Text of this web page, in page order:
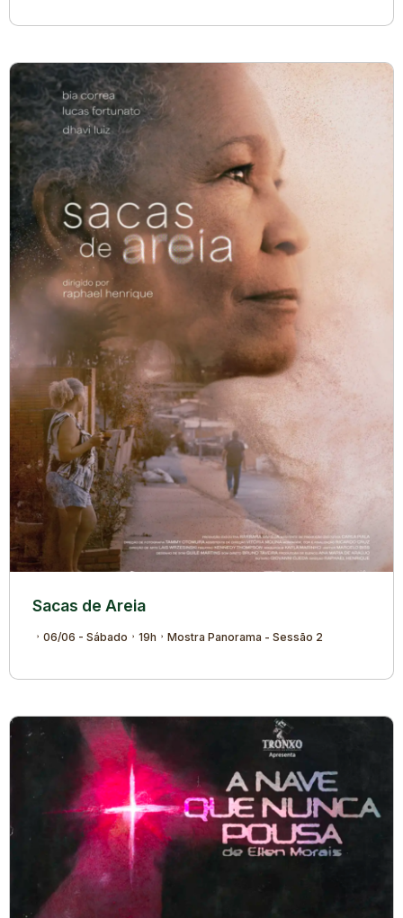
Sacas de Areia
06/06 - Sábado 19h Mostra Panorama - Sessão 2